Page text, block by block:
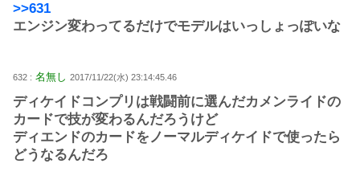
>>631
エンジン変わってるだけでモデルはいっしょっぽいな
632 : 名無し 2017/11/22(水) 23:14:45.46
ディケイドコンプリは戦闘前に選んだカメンライドの
カードで技が変わるんだろうけど
ディエンドのカードをノーマルディケイドで使ったら
どうなるんだろ